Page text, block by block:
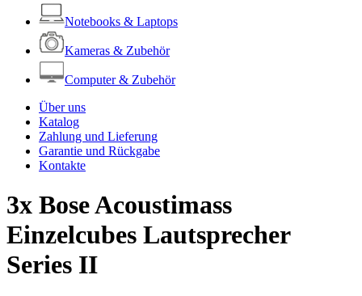
Notebooks & Laptops
Kameras & Zubehör
Computer & Zubehör
Über uns
Katalog
Zahlung und Lieferung
Garantie und Rückgabe
Kontakte
3x Bose Acoustimass
Einzelcubes Lautsprecher
Series II